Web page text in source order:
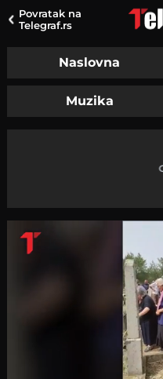
Povratak na
Telegraf.rs
Naslovna
Muzika